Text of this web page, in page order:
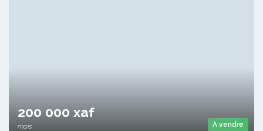
A vendre
200 000 xaf
mois